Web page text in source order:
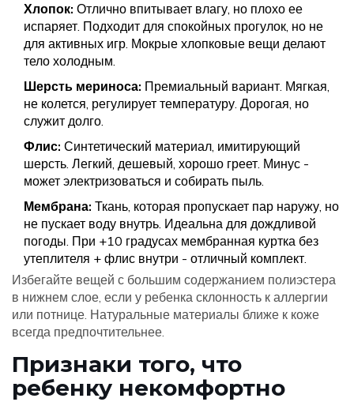
Хлопок: Отлично впитывает влагу, но плохо ее
испаряет. Подходит для спокойных прогулок, но не
для активных игр. Мокрые хлопковые вещи делают
тело холодным.
Шерсть мериноса: Премиальный вариант. Мягкая,
не колется, регулирует температуру. Дорогая, но
служит долго.
Флис: Синтетический материал, имитирующий
шерсть. Легкий, дешевый, хорошо греет. Минус -
может электризоваться и собирать пыль.
Мембрана: Ткань, которая пропускает пар наружу, но
не пускает воду внутрь. Идеальна для дождливой
погоды. При +10 градусах мембранная куртка без
утеплителя + флис внутри - отличный комплект.
Избегайте вещей с большим содержанием полиэстера
в нижнем слое, если у ребенка склонность к аллергии
или потнице. Натуральные материалы ближе к коже
всегда предпочтительнее.
Признаки того, что
ребенку некомфортно